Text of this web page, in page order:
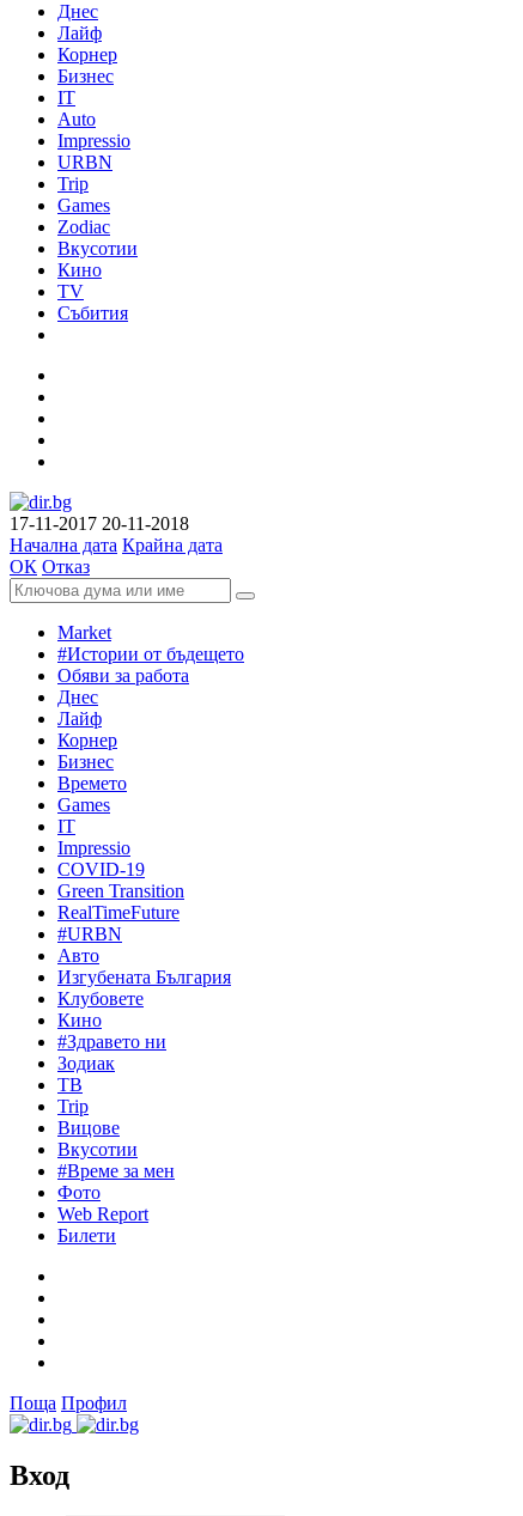
Днес
Лайф
Корнер
Бизнес
IT
Auto
Impressio
URBN
Trip
Games
Zodiac
Вкусотии
Кино
TV
Събития
17-11-2017 20-11-2018
Начална дата Крайна дата
ОК Отказ
Market
#Истории от бъдещето
Обяви за работа
Днес
Лайф
Корнер
Бизнес
Времето
Games
IT
Impressio
COVID-19
Green Transition
RealTimeFuture
#URBN
Авто
Изгубената България
Клубовете
Кино
#Здравето ни
Зодиак
ТВ
Trip
Вицове
Вкусотии
#Време за мен
Фото
Web Report
Билети
Поща Профил
Вход